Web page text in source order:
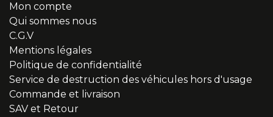
Mon compte
Qui sommes nous
C.G.V
Mentions légales
Politique de confidentialité
Service de destruction des véhicules hors d'usage
Commande et livraison
SAV et Retour